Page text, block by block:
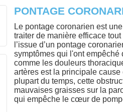
PONTAGE
Le pontage coronarien est
traiter de manière efficace
l’issue d’un pontage
symptômes qui l'ont
comme les douleurs
artères est la principale
plupart du temps, cette
mauvaises graisses sur la
qui empêche le cœur de